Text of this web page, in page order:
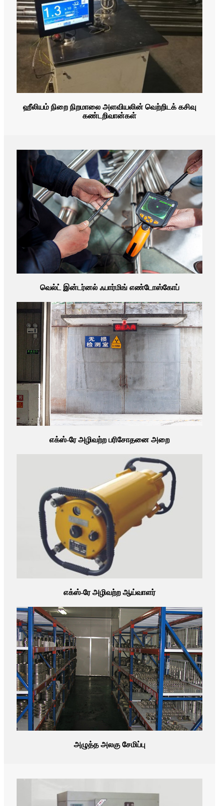
ஹீலியம் நிறை நிறமாலை அளவியலின் வெற்றிடக் கசிவு
கண்டறிவான்கள்
வெல்ட் இன்டர்னல் ஃபார்மிங் எண்டோஸ்கோப்
எக்ஸ்-ரே அழிவற்ற பரிசோதனை அறை
எக்ஸ்-ரே அழிவற்ற ஆய்வாளர்
அழுத்த அலகு சேமிப்பு